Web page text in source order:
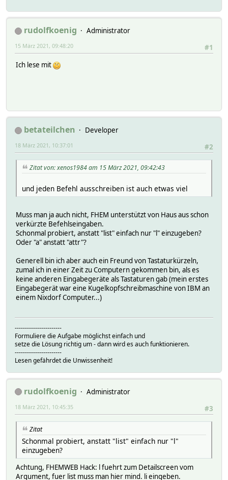
rudolfkoenig
Administrator
#1
15 März 2021, 09:48:20
Ich lese mit
betateilchen
Developer
#2
18 März 2021, 10:37:01
Zitat von: xenos1984 am 15 März 2021, 09:42:43
und jeden Befehl ausschreiben ist auch etwas viel
Muss man ja auch nicht, FHEM unterstützt von Haus aus schon
verkürzte Befehlseingaben.
Schonmal probiert, anstatt "list" einfach nur "l" einzugeben?
Oder "a" anstatt "attr"?
Generell bin ich aber auch ein Freund von Tastaturkürzeln,
zumal ich in einer Zeit zu Computern gekommen bin, als es
keine anderen Eingabegeräte als Tastaturen gab (mein erstes
Eingabegerät war eine Kugelkopfschreibmaschine von IBM an
einem Nixdorf Computer...)
-----------------------
Formuliere die Aufgabe möglichst einfach und
setze die Lösung richtig um - dann wird es auch funktionieren.
-----------------------
Lesen gefährdet die Unwissenheit!
rudolfkoenig
Administrator
#3
18 März 2021, 10:45:35
Zitat
Schonmal probiert, anstatt "list" einfach nur "l"
einzugeben?
Achtung, FHEMWEB Hack: l fuehrt zum Detailscreen vom
Argument, fuer list muss man hier mind. li eingeben.